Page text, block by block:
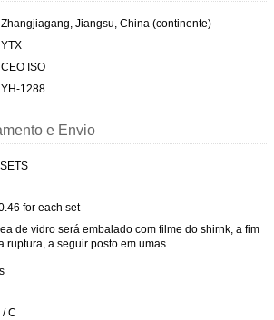
Zhangjiagang, Jiangsu, China (continente)
YTX
CEO ISO
YH-1288
e Envio
for each set
de vidro será embalado com filme do shirnk, a fim
ruptura, a seguir posto em umas
/ C